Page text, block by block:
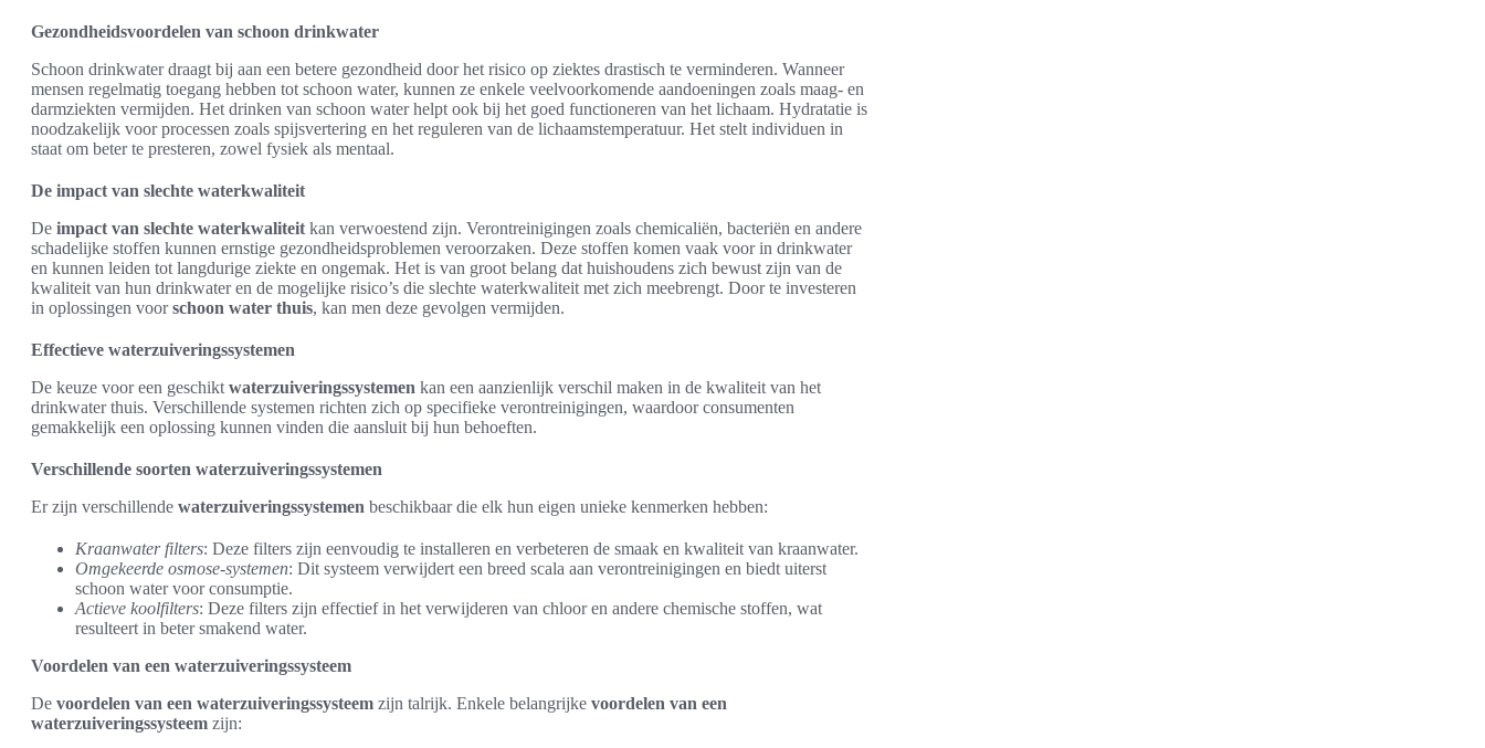
Gezondheidsvoordelen van schoon drinkwater
Schoon drinkwater draagt bij aan een betere gezondheid door het risico op ziektes drastisch te verminderen. Wanneer
mensen regelmatig toegang hebben tot schoon water, kunnen ze enkele veelvoorkomende aandoeningen zoals maag- en
darmziekten vermijden. Het drinken van schoon water helpt ook bij het goed functioneren van het lichaam. Hydratatie is
noodzakelijk voor processen zoals spijsvertering en het reguleren van de lichaamstemperatuur. Het stelt individuen in
staat om beter te presteren, zowel fysiek als mentaal.
De impact van slechte waterkwaliteit
De impact van slechte waterkwaliteit kan verwoestend zijn. Verontreinigingen zoals chemicaliën, bacteriën en andere
schadelijke stoffen kunnen ernstige gezondheidsproblemen veroorzaken. Deze stoffen komen vaak voor in drinkwater
en kunnen leiden tot langdurige ziekte en ongemak. Het is van groot belang dat huishoudens zich bewust zijn van de
kwaliteit van hun drinkwater en de mogelijke risico’s die slechte waterkwaliteit met zich meebrengt. Door te investeren
in oplossingen voorschoon water thuis, kan men deze gevolgen vermijden.
Effectieve waterzuiveringssystemen
De keuze voor een geschikt waterzuiveringssystemen kan een aanzienlijk verschil maken in de kwaliteit van het
drinkwater thuis. Verschillende systemen richten zich op specifieke verontreinigingen, waardoor consumenten
gemakkelijk een oplossing kunnen vinden die aansluit bij hun behoeften.
Verschillende soorten waterzuiveringssystemen
Er zijn verschillende waterzuiveringssystemen beschikbaar die elk hun eigen unieke kenmerken hebben:
Kraanwater filters: Deze filters zijn eenvoudig te installeren en verbeteren de smaak en kwaliteit van kraanwater.
Omgekeerde osmose-systemen: Dit systeem verwijdert een breed scala aan verontreinigingen en biedt uiterst
schoon water voor consumptie.
Actieve koolfilters: Deze filters zijn effectief in het verwijderen van chloor en andere chemische stoffen, wat
resulteert in beter smakend water.
Voordelen van een waterzuiveringssysteem
De voordelen van een waterzuiveringssysteem zijn talrijk. Enkele belangrijke voordelen van een
waterzuiveringssysteem zijn: